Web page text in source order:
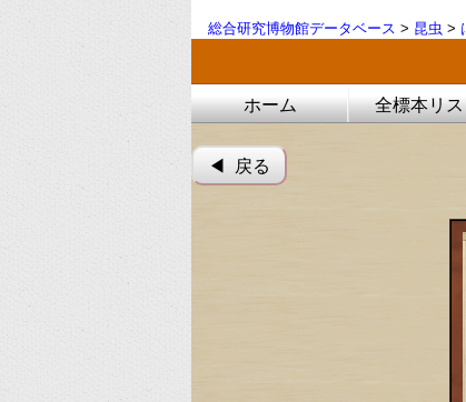
総合研究博物館データベース > 昆虫 >
ホーム 全標本リ
◀︎ 戻る